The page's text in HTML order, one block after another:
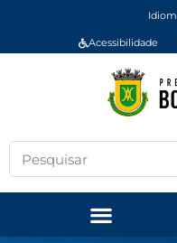
Acessibilidade